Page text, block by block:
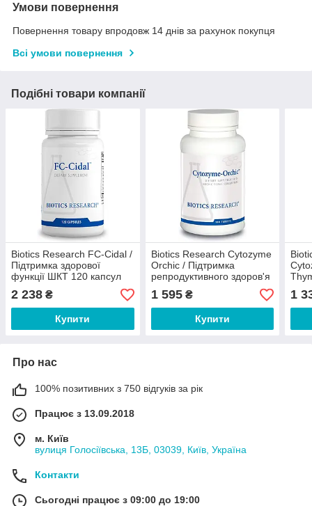
Умови повернення
Повернення товару впродовж 14 днів за рахунок покупця
Всі умови повернення
Подібні товари компанії
Biotics Research FC-Cidal /
Підтримка здорової
функції ШКТ 120 капсул
2 238 ₴
Купити
Biotics Research Cytozyme
Orchic / Підтримка
репродуктивного здоров'я
чоловіків та жінок 100
таблеток
1 595₴
Купити
1
Про нас
100% позитивних з 750 відгуків за рік
Працює з 13.09.2018
м. Київ
вулиця Голосіївська, 13Б, 03039, Київ, Україна
Контакти
Сьогодні працює з 09:00 до 19:00